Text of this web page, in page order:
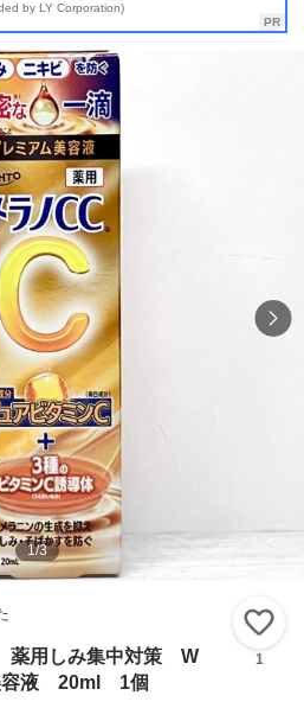
by LY Corporation)
1/3
用しみ集中対策 W
容液 20ml 1個
1